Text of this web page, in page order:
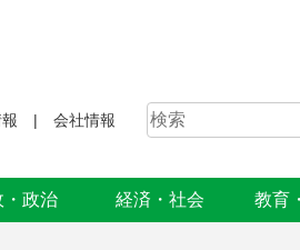
会社情報
・政治 経済・社会 教育